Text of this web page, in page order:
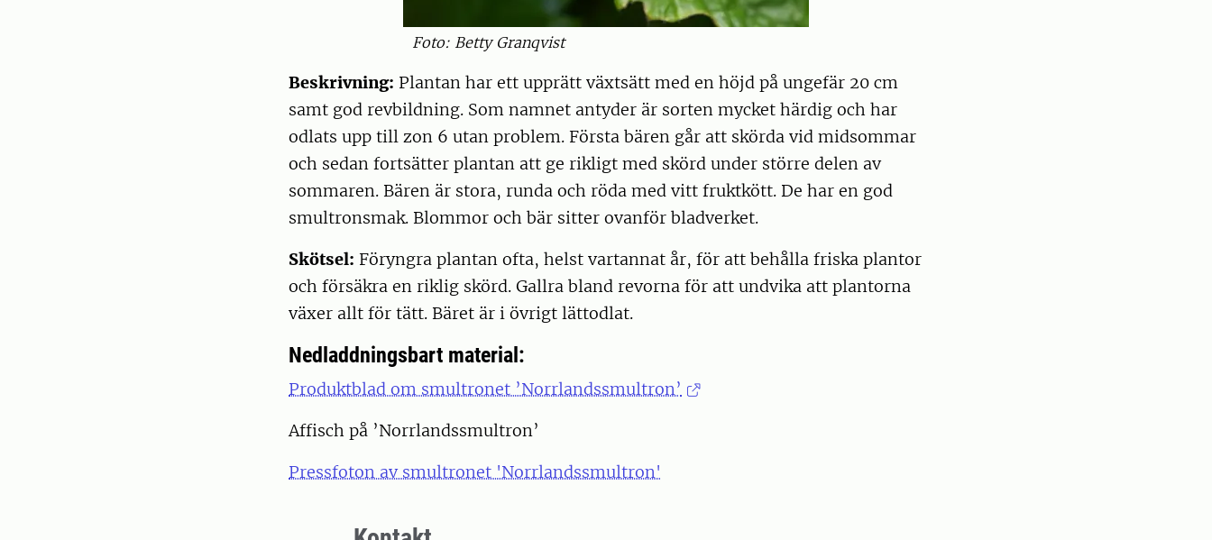
Foto: Betty Granqvist
Beskrivning: Plantan har ett upprätt växtsätt med en höjd på ungefär 20 cm
samt god revbildning. Som namnet antyder är sorten mycket härdig och har
odlats upp till zon 6 utan problem. Första bären går att skörda vid midsommar
och sedan fortsätter plantan att ge rikligt med skörd under större delen av
sommaren. Bären är stora, runda och röda med vitt fruktkött. De har en god
smultronsmak. Blommor och bär sitter ovanför bladverket.
Skötsel: Föryngra plantan ofta, helst vartannat år, för att behålla friska plantor
och försäkra en riklig skörd. Gallra bland revorna för att undvika att plantorna
växer allt för tätt. Bäret är i övrigt lättodlat.
Nedladdningsbart material:
Produktblad om smultronet ’Norrlandssmultron’
Affisch på ’Norrlandssmultron’
Pressfoton av smultronet 'Norrlandssmultron'